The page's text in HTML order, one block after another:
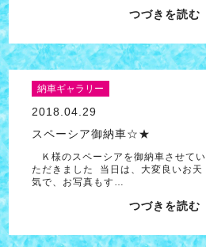
つづきを読む
納車ギャラリー
2018.04.29
スペーシア御納車☆★
Ｋ様のスペーシアを御納車させてい
ただきました 当日は、大変良いお天
気で、お写真もす…
つづきを読む